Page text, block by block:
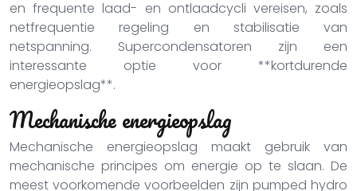
en frequente laad- en ontlaadcycli vereisen, zoals
netfrequentie regeling en stabilisatie van
netspanning. Supercondensatoren zijn een
interessante optie voor **kortdurende
energieopslag**.
Mechanische energieopslag
Mechanische energieopslag maakt gebruik van
mechanische principes om energie op te slaan. De
meest voorkomende voorbeelden zijn pumped hydro